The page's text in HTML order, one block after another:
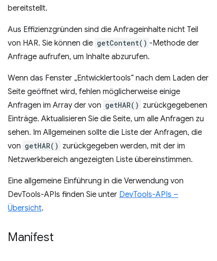
bereitstellt.
Aus Effizienzgründen sind die Anfrageinhalte nicht Teil
von HAR. Sie können die getContent() -Methode der
Anfrage aufrufen, um Inhalte abzurufen.
Wenn das Fenster „Entwicklertools“ nach dem Laden der
Seite geöffnet wird, fehlen möglicherweise einige
Anfragen im Array der von getHAR() zurückgegebenen
Einträge. Aktualisieren Sie die Seite, um alle Anfragen zu
sehen. Im Allgemeinen sollte die Liste der Anfragen, die
von getHAR() zurückgegeben werden, mit der im
Netzwerkbereich angezeigten Liste übereinstimmen.
Eine allgemeine Einführung in die Verwendung von
DevTools-APIs finden Sie unter DevTools-APIs –
Übersicht.
Manifest